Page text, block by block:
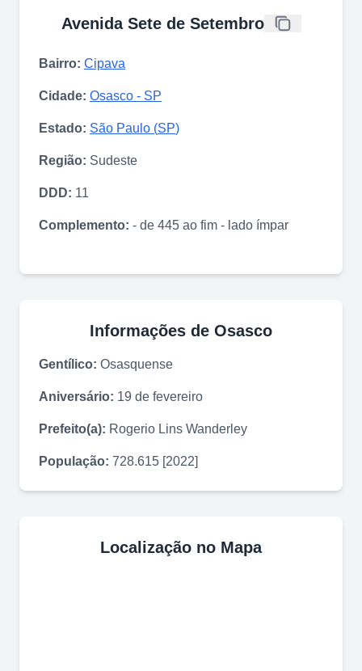
Avenida Sete de Setembro
Bairro: Cipava
Cidade: Osasco - SP
Estado: São Paulo (SP)
Região: Sudeste
DDD: 11
Complemento: - de 445 ao fim - lado ímpar
Informações de Osasco
Gentílico: Osasquense
Aniversário: 19 de fevereiro
Prefeito(a): Rogerio Lins Wanderley
População: 728.615 [2022]
Localização no Mapa